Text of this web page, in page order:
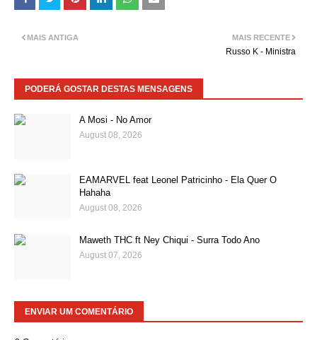
MAIS RECENTE
Russo K - Ministra
MAIS ANTIGA
PODERÁ GOSTAR DESTAS MENSAGENS
A Mosi - No Amor
August 08, 2026
EAMARVEL feat Leonel Patricinho - Ela Quer O
Hahaha
August 08, 2026
Maweth THC ft Ney Chiqui - Surra Todo Ano
August 07, 2026
ENVIAR UM COMENTÁRIO